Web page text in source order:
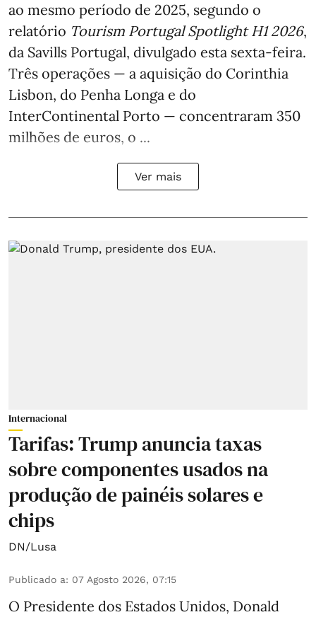
ao mesmo período de 2025, segundo o
relatório Tourism Portugal Spotlight H1 2026,
da Savills Portugal, divulgado esta sexta-feira.
Três operações — a aquisição do Corinthia
Lisbon, do Penha Longa e do
InterContinental Porto — concentraram 350
milhões de euros, o ...
Ver mais
Internacional
Tarifas: Trump anuncia taxas
sobre componentes usados na
produção de painéis solares e
chips
DN/Lusa
Publicado a: 07 Agosto 2026, 07:15
O Presidente dos Estados Unidos, Donald